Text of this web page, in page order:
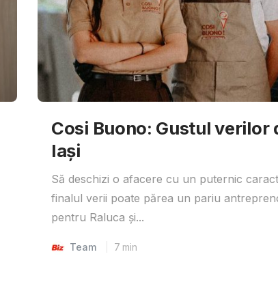
Cosi Buono: Gustul verilor
Iași
Să deschizi o afacere cu un puternic
finalul verii poate părea un pariu
pentru Raluca și...
Team 7 min